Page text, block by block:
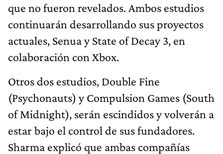
que no fueron revelados. Ambos estudios
continuarán desarrollando sus proyectos
actuales, Senua y State of Decay 3, en
colaboración con Xbox.
Otros dos estudios, Double Fine
(Psychonauts) y Compulsion Games (South
of Midnight), serán escindidos y volverán a
estar bajo el control de sus fundadores.
Sharma explicó que ambas compañías